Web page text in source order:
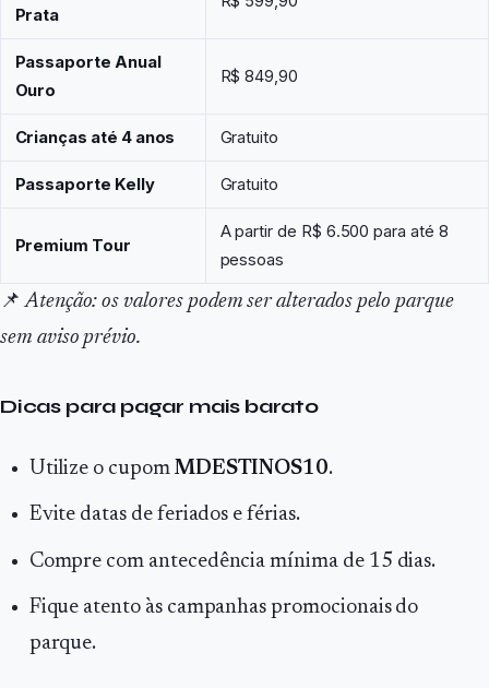
Prata
Passaporte Anual
Ouro
R$ 849,90
Crianças até 4 anos Gratuito
Passaporte Kelly Gratuito
Premium Tour
A partir de R$ 6.500 para até 8
pessoas
📌Atenção: os valores podem ser alterados pelo parque
sem aviso prévio.
Dicas para pagar mais barato
Utilize o cupom MDESTINOS10.
Evite datas de feriados e férias.
Compre com antecedência mínima de 15 dias.
Fique atento às campanhas promocionais do
parque.